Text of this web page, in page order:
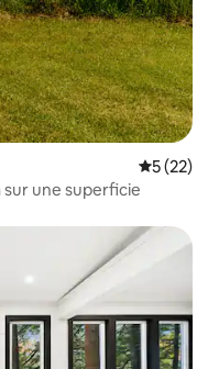
5 (22)
une superficie